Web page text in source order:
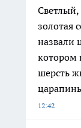
золотая
назвали
котором
шерсть
12:42